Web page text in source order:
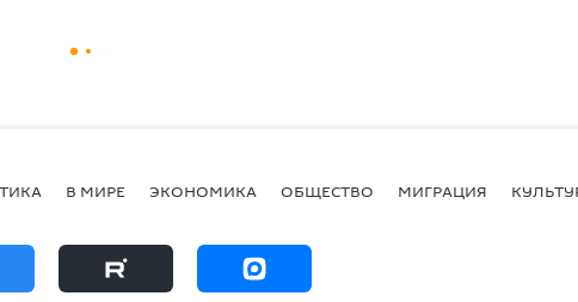
В МИРЕ ЭКОНОМИКА ОБЩЕСТВО МИГРАЦИЯ